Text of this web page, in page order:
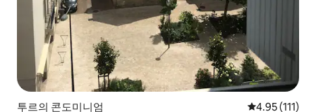
투르의 콘도미니엄 평점 4.95점(5
4.95 (111)